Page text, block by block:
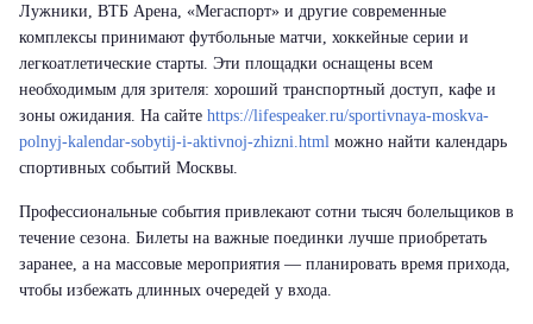
Лужники, ВТБ Арена, «Мегаспорт» и другие современные
комплексы принимают футбольные матчи, хоккейные серии и
легкоатлетические старты. Эти площадки оснащены всем
необходимым для зрителя: хороший транспортный доступ, кафе и
зоны ожидания. На сайте https://lifespeaker.ru/sportivnaya-moskva-
polnyj-kalendar-sobytij-i-aktivnoj-zhizni.html можно найти календарь
спортивных событий Москвы.
Профессиональные события привлекают сотни тысяч болельщиков в
течение сезона. Билеты на важные поединки лучше приобретать
заранее, а на массовые мероприятия — планировать время прихода,
чтобы избежать длинных очередей у входа.